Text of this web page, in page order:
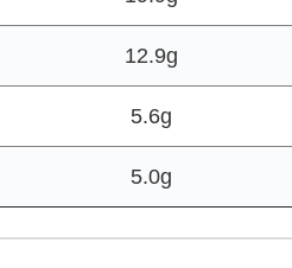
12.9g
5.6g
5.0g